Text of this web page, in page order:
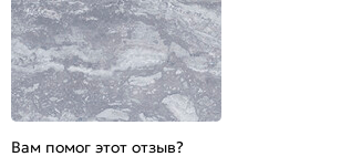
Вам помог этот отзыв?